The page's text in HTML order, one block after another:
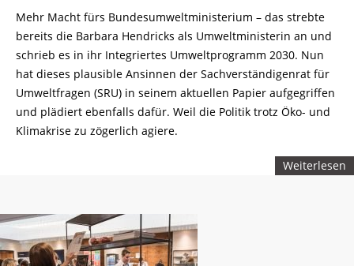
Mehr Macht fürs Bundesumweltministerium – das strebte
bereits die Barbara Hendricks als Umweltministerin an und
schrieb es in ihr Integriertes Umweltprogramm 2030. Nun
hat dieses plausible Ansinnen der Sachverständigenrat für
Umweltfragen (SRU) in seinem aktuellen Papier aufgegriffen
und plädiert ebenfalls dafür. Weil die Politik trotz Öko- und
Klimakrise zu zögerlich agiere.
Weiterlesen